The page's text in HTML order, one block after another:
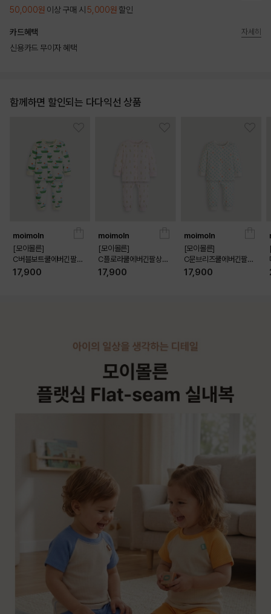
50,000원 이상 구매 시 5,000원 할인
카드혜택
신용카드 무이자 혜택
자세히
함께하면 할인되는 다다익선 상품
moimoln
[모이몰른]
C버블보트쿨에버긴팔상
하 [26 여름]
17,900
moimoln
[모이몰른]
C플로라쿨에버긴팔상하
[26 여름]
17,900
moimoln
[모이몰른]
C문브리즈쿨에버긴팔상
하 [26 여름]
17,900